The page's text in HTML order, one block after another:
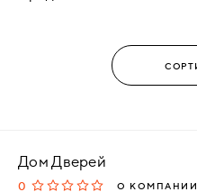
Дом Дверей
0 О КОМПАНИИ